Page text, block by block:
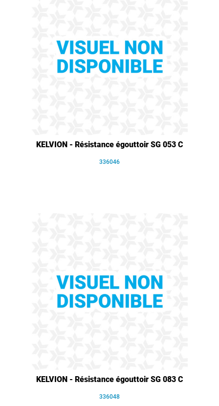
KELVION - Résistance égouttoir SG 053 C
336046
KELVION - Résistance égouttoir SG 083 C
336048